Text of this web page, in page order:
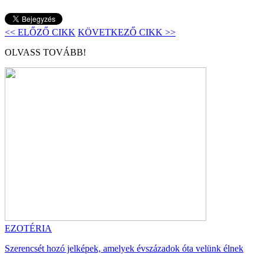
<< ELŐZŐ CIKK KÖVETKEZŐ CIKK >>
OLVASS TOVÁBB!
EZOTÉRIA
Szerencsét hozó jelképek, amelyek évszázadok óta velünk élnek